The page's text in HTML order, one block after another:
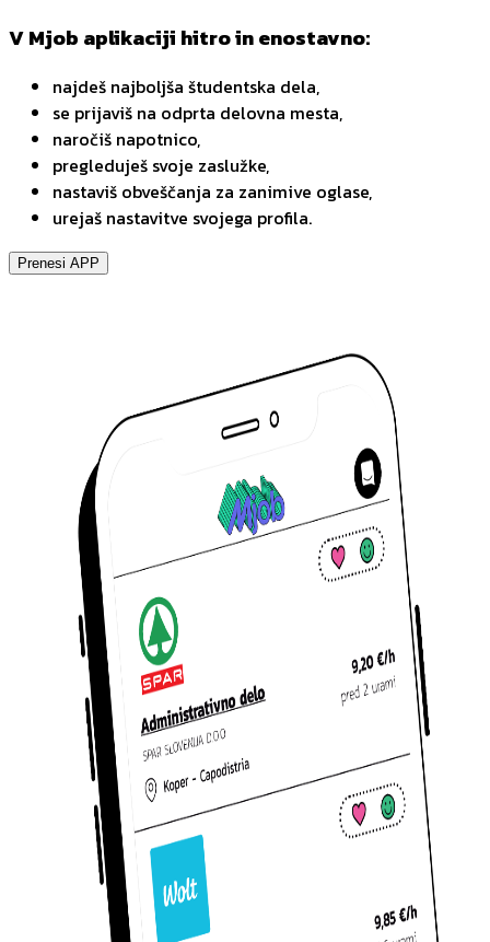
V Mjob aplikaciji hitro in enostavno:
najdeš najboljša študentska dela,
se prijaviš na odprta delovna mesta,
naročiš napotnico,
pregleduješ svoje zaslužke,
nastaviš obveščanja za zanimive oglase,
urejaš nastavitve svojega profila.
Prenesi APP